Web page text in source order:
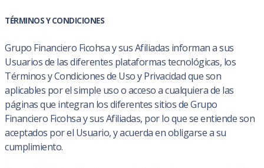
TÉRMINOS Y CONDICIONES
Grupo Financiero Ficohsa y sus Afiliadas informan a sus
Usuarios de las diferentes plataformas tecnológicas, los
Términos y Condiciones de Uso y Privacidad que son
aplicables por el simple uso o acceso a cualquiera de las
páginas que integran los diferentes sitios de Grupo
Financiero Ficohsa y sus Afiliadas, por lo que se entiende son
aceptados por el Usuario, y acuerda en obligarse a su
cumplimiento.